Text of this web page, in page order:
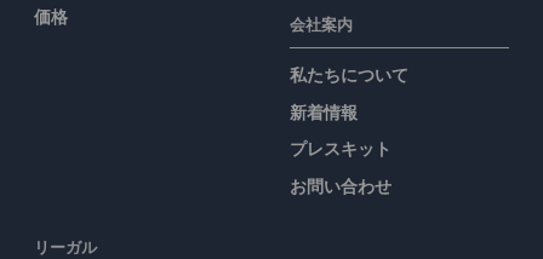
価格
会社案内
私たちについて
新着情報
プレスキット
お問い合わせ
リーガル